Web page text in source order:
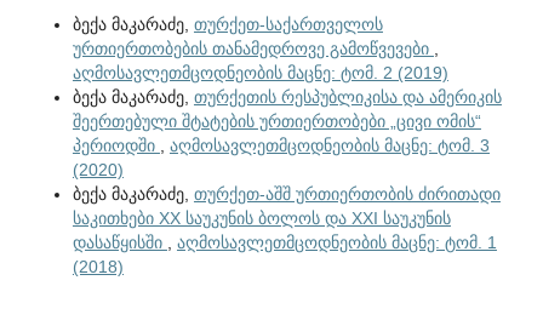
ბექა მაკარაძე, თურქეთ-საქართველოს
ურთიერთობების თანამედროვე გამოწვევები ,
აღმოსავლეთმცოდნეობის მაცნე: ტომ. 2 (2019)
ბექა მაკარაძე, თურქეთის რესპუბლიკისა და ამერიკის
შეერთებული შტატების ურთიერთობები „ცივი ომის“
პერიოდში , აღმოსავლეთმცოდნეობის მაცნე: ტომ. 3
(2020)
ბექა მაკარაძე, თურქეთ-აშშ ურთიერთობის ძირითადი
საკითხები XX საუკუნის ბოლოს და XXI საუკუნის
დასაწყისში , აღმოსავლეთმცოდნეობის მაცნე: ტომ. 1
(2018)